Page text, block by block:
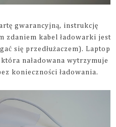
gwarancyjną, instrukcję
zdaniem kabel ładowarki jest
się przedłużaczem). Laptop
naładowana wytrzymuje
konieczności ładowania.